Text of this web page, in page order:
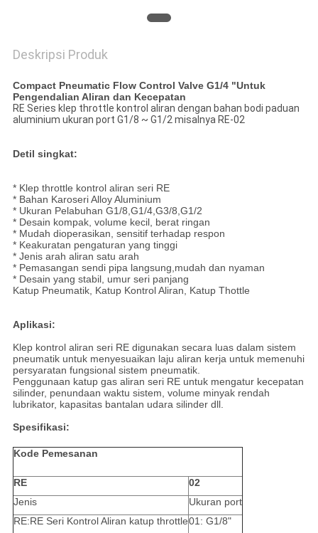
Deskripsi Produk
Compact Pneumatic Flow Control Valve G1/4 "Untuk
Pengendalian Aliran dan Kecepatan
RE Series klep throttle kontrol aliran dengan bahan bodi paduan
aluminium ukuran port G1/8 ~ G1/2 misalnya RE-02
Detil singkat:
* Klep throttle kontrol aliran seri RE
* Bahan Karoseri Alloy Aluminium
* Ukuran Pelabuhan G1/8,G1/4,G3/8,G1/2
* Desain kompak, volume kecil, berat ringan
* Mudah dioperasikan, sensitif terhadap respon
* Keakuratan pengaturan yang tinggi
* Jenis arah aliran satu arah
* Pemasangan sendi pipa langsung,mudah dan nyaman
* Desain yang stabil, umur seri panjang
Katup Pneumatik, Katup Kontrol Aliran, Katup Thottle
Aplikasi:
Klep kontrol aliran seri RE digunakan secara luas dalam sistem
pneumatik untuk menyesuaikan laju aliran kerja untuk memenuhi
persyaratan fungsional sistem pneumatik.
Penggunaan katup gas aliran seri RE untuk mengatur kecepatan
silinder, penundaan waktu sistem, volume minyak rendah
lubrikator, kapasitas bantalan udara silinder dll.
Spesifikasi:
Kode Pemesanan
RE
02
Jenis
Ukuran port
RE:RE Seri Kontrol Aliran katup throttle01: G1/8"